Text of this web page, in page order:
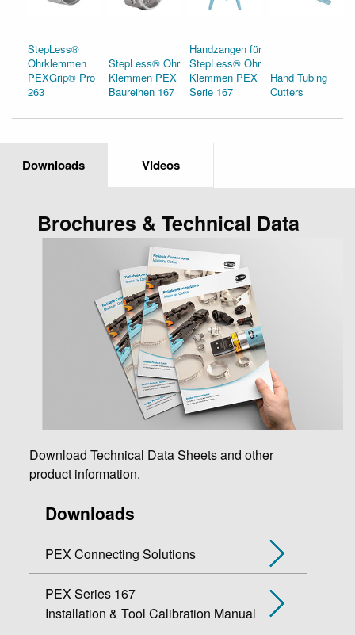
StepLess®
Ohrklemmen
PEXGrip® Pro
263
StepLess® Ohr
Klemmen PEX
Baureihen 167
Handzangen für
StepLess® Ohr
Klemmen PEX
Serie 167
Hand Tubing
Cutters
Downloads Videos
Brochures & Technical Data
Download Technical Data Sheets and other
product information.
Downloads
PEX Connecting Solutions
PEX Series 167
Installation & Tool Calibration Manual